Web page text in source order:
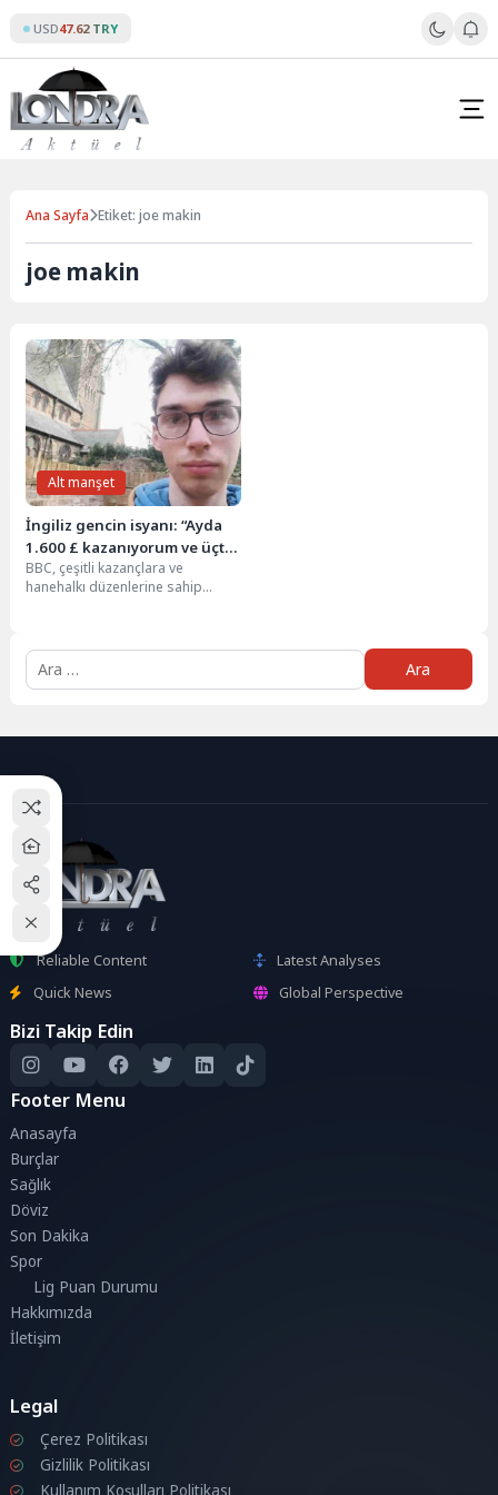
content
USD47.62 TRY
Ana Sayfa Etiket: joe makin
joe makin
Alt manşet
İngiliz gencin isyanı: “Ayda
1.600 £ kazanıyorum ve üçte
ikisi faturalara gidiyor”
BBC, çeşitli kazançlara ve
hanehalkı düzenlerine sahip
Arama:
Reliable Content
Latest Analyses
Quick News
Global Perspective
Bizi Takip Edin
Footer Menu
Anasayfa
Burçlar
Sağlık
Döviz
Son Dakika
Spor
Lig Puan Durumu
Hakkımızda
İletişim
Legal
Çerez Politikası
Gizlilik Politikası
Kullanım Koşulları Politikası